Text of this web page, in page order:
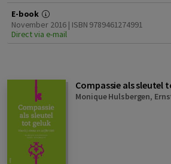
E-book
November 2016 | ISBN 9789461274991
Direct via e-mail
Compassie als sleutel
Monique Hulsbergen,